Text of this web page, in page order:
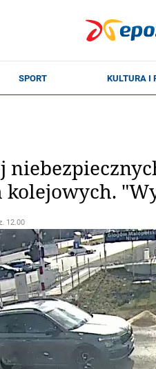
kolejowych.
12.00